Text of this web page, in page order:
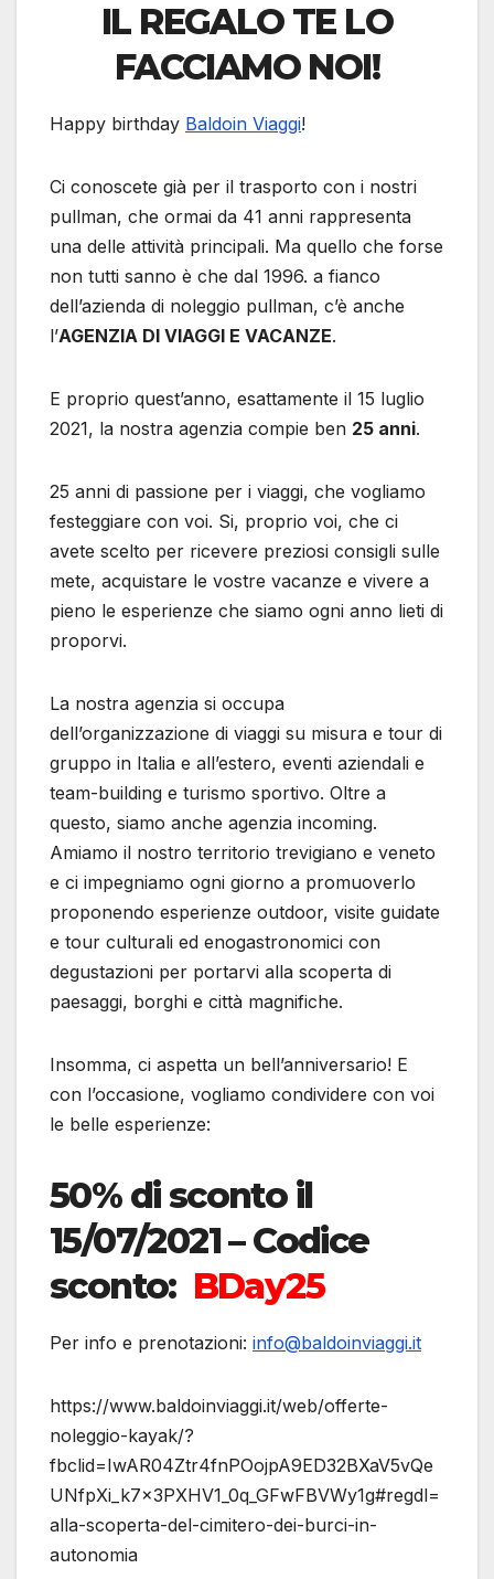
IL REGALO TE LO
FACCIAMO NOI!
Happy birthday Baldoin Viaggi!
Ci conoscete già per il trasporto con i nostri
pullman, che ormai da 41 anni rappresenta
una delle attività principali. Ma quello che forse
non tutti sanno è che dal 1996. a fianco
dell’azienda di noleggio pullman, c’è anche
l’AGENZIA DI VIAGGI E VACANZE.
E proprio quest’anno, esattamente il 15 luglio
2021, la nostra agenzia compie ben 25 anni.
25 anni di passione per i viaggi, che vogliamo
festeggiare con voi. Si, proprio voi, che ci
avete scelto per ricevere preziosi consigli sulle
mete, acquistare le vostre vacanze e vivere a
pieno le esperienze che siamo ogni anno lieti di
proporvi.
La nostra agenzia si occupa
dell’organizzazione di viaggi su misura e tour di
gruppo in Italia e all’estero, eventi aziendali e
team-building e turismo sportivo. Oltre a
questo, siamo anche agenzia incoming.
Amiamo il nostro territorio trevigiano e veneto
e ci impegniamo ogni giorno a promuoverlo
proponendo esperienze outdoor, visite guidate
e tour culturali ed enogastronomici con
degustazioni per portarvi alla scoperta di
paesaggi, borghi e città magnifiche.
Insomma, ci aspetta un bell’anniversario! E
con l’occasione, vogliamo condividere con voi
le belle esperienze:
50% di sconto il
15/07/2021 – Codice
sconto: BDay25
Per info e prenotazioni: info@baldoinviaggi.it
https://www.baldoinviaggi.it/web/offerte-
noleggio-kayak/?
fbclid=IwAR04Ztr4fnPOojpA9ED32BXaV5vQe
UNfpXi_k7x3PXHV1_0q_GFwFBVWy1g#regdl=
alla-scoperta-del-cimitero-dei-burci-in-
autonomia